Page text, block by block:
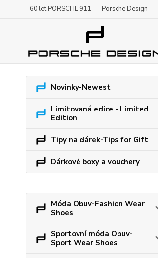
60 let PORSCHE 911 Porsche Design
Novinky-Newest
Limitovaná edice - Limited
Edition
Tipy na dárek-Tips for Gift
Dárkové boxy a vouchery
Móda Obuv-Fashion Wear
Shoes
Sportovní móda Obuv-
Sport Wear Shoes